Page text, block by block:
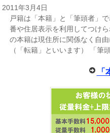
2011年3月4日
戸籍は「本籍」と「筆頭者」
番や住居表示を利用してつけ
の本籍は現住所に関係なく自
（「転籍」といいます） 「筆